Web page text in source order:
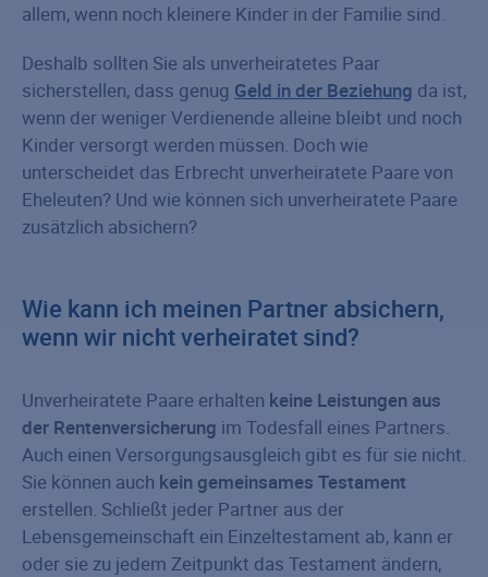
allem, wenn noch kleinere Kinder in der Familie sind.
Deshalb sollten Sie als unverheiratetes Paar
sicherstellen, dass genug Geld in der Beziehung da ist,
wenn der weniger Verdienende alleine bleibt und noch
Kinder versorgt werden müssen. Doch wie
unterscheidet das Erbrecht unverheiratete Paare von
Eheleuten? Und wie können sich unverheiratete Paare
zusätzlich absichern?
Wie kann ich meinen Partner absichern,
wenn wir nicht verheiratet sind?
Unverheiratete Paare erhalten keine Leistungen aus
der Rentenversicherung im Todesfall eines Partners.
Auch einen Versorgungsausgleich gibt es für sie nicht.
Sie können auch kein gemeinsames Testament
erstellen. Schließt jeder Partner aus der
Lebensgemeinschaft ein Einzeltestament ab, kann er
oder sie zu jedem Zeitpunkt das Testament ändern,